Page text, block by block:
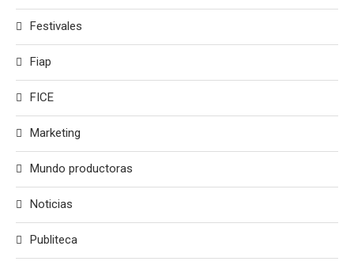
Festivales
Fiap
FICE
Marketing
Mundo productoras
Noticias
Publiteca